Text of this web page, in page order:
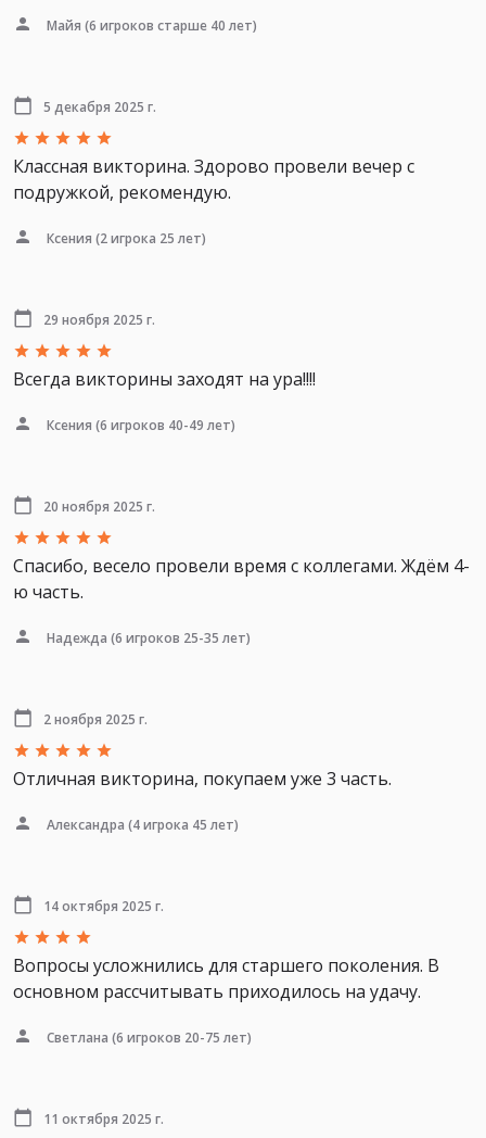
Майя (6 игроков старше 40 лет)
5 декабря 2025 г.
Классная викторина. Здорово провели вечер с
подружкой, рекомендую.
Ксения (2 игрока 25 лет)
29 ноября 2025 г.
Всегда викторины заходят на ура!!!!
Ксения (6 игроков 40-49 лет)
20 ноября 2025 г.
Спасибо, весело провели время с коллегами. Ждём 4-
ю часть.
Надежда (6 игроков 25-35 лет)
2 ноября 2025 г.
Отличная викторина, покупаем уже 3 часть.
Александра (4 игрока 45 лет)
14 октября 2025 г.
Вопросы усложнились для старшего поколения. В
основном рассчитывать приходилось на удачу.
Светлана (6 игроков 20-75 лет)
11 октября 2025 г.